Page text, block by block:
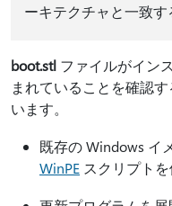
ーキテクチャと一致す
boot.stl ファイルがイン
まれていることを確認
います。
既存の Windows イ
WinPE スクリプト